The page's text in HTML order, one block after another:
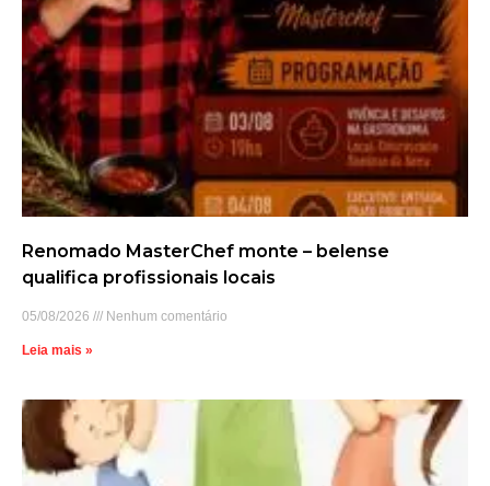
Renomado MasterChef monte – belense
qualifica profissionais locais
05/08/2026 Nenhum comentário
Leia mais »